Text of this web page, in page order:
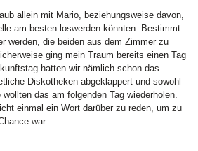
allein mit Mario, beziehungsweise davon,
am besten loswerden könnten. Bestimmt
werden, die beiden aus dem Zimmer zu
ging mein Traum bereits einen Tag
hatten wir nämlich schon das
Diskotheken abgeklappert und sowohl
das am folgenden Tag wiederholen.
einmal ein Wort darüber zu reden, um zu
war.